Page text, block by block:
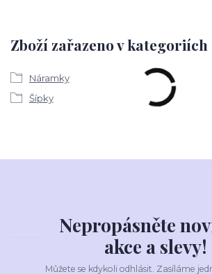
Zboží zařazeno v kategoriích
Náramky
Šípky
Nepropásněte
akce a slevy!
Můžete se kdykoli odhlásit. Zasíláme